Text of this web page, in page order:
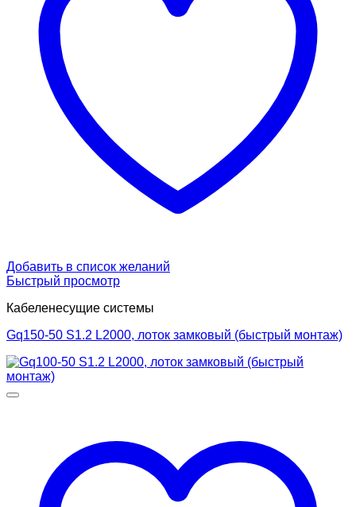
Добавить в список желаний
Быстрый просмотр
Кабеленесущие системы
Gq150-50 S1.2 L2000, лоток замковый (быстрый монтаж)